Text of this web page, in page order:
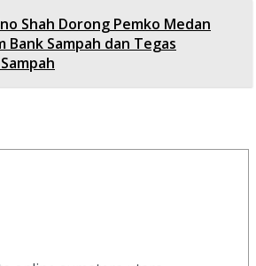
Shah Dorong Pemko Medan
Sampah dan Tegas